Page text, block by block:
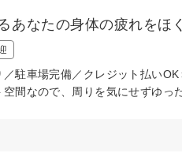
あなたの身体の疲れをほ
駐車場完備／クレジット払い
間なので、周りを気にせずゆっ